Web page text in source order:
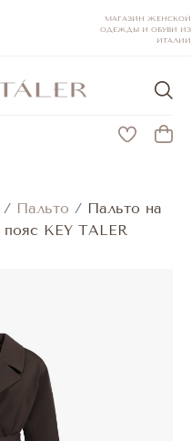
МАГАЗИН ЖЕНСКОЙ
ОДЕЖДЫ И ОБУВИ ИЗ
ИТАЛИИ
/ Пальто / Пальто на
KEY TALER